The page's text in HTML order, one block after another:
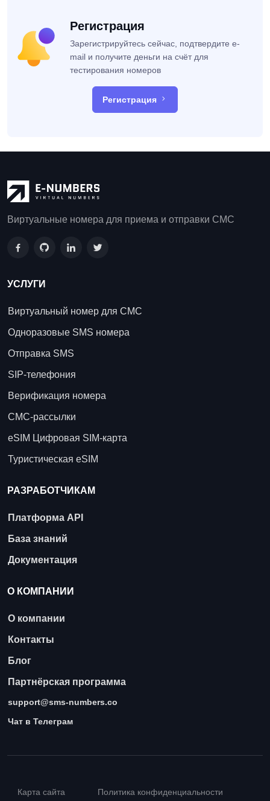
Регистрация
Зарегистрируйтесь сейчас, подтвердите e-
mail и получите деньги на счёт для
тестирования номеров
Регистрация
Виртуальные номера для приема и отправки СМС
УСЛУГИ
Виртуальный номер для СМС
Одноразовые SMS номера
Отправка SMS
SIP-телефония
Верификация номера
СМС-рассылки
eSIM Цифровая SIM-карта
Туристическая eSIM
РАЗРАБОТЧИКАМ
Платформа API
База знаний
Документация
О КОМПАНИИ
О компании
Контакты
Блог
Партнёрская программа
support@sms-numbers.co
Чат в Телеграм
Карта сайта Политика конфиденциальности